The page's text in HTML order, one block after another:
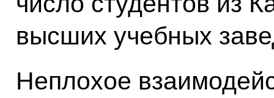
высших учебных
Неплохое